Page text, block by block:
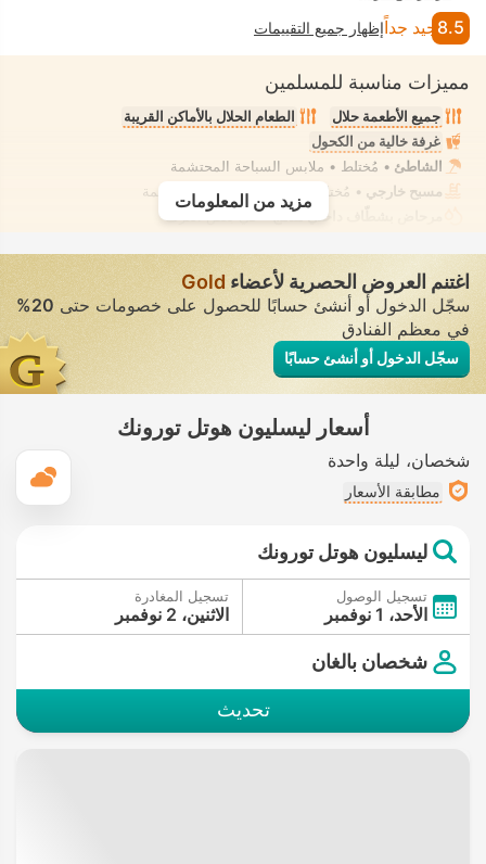
8.5 جيد جداًإظهار جميع التقييمات
مميزات مناسبة للمسلمين
جميع الأطعمة حلال
الطعام الحلال بالأماكن القريبة
غرفة خالية من الكحول
الشاطئ • مُختلط • ملابس السباحة المحتشمة
مسبح خارجي • مُختلط • ملابس السباحة المحتشمة
مرحاض بشطّاف داخلي مدمج
• في بعض الغرف
مزيد من المعلومات
اغتنم العروض الحصرية لأعضاء Gold
سجّل الدخول أو أنشئ حسابًا للحصول على خصومات حتى20%
في معظم الفنادق
سجّل الدخول أو أنشئ حسابًا
أسعار ليسليون هوتل تورونك
شخصان ليلة واحدة
مطابقة الأسعار
ليسليون هوتل تورونك
تسجيل الوصول
الأحد، 1 نوفمبر
تسجيل المغادرة
الاثنين، 2 نوفمبر
شخصان بالغان
تحديث